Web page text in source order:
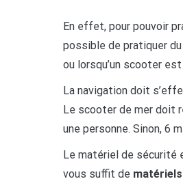
En effet, pour pouvoir
possible de pratiquer
ou lorsqu’un scooter
La navigation doit
Le scooter de mer doit
une personne. Sinon, 6
Le matériel de sécurité
vous suffit de